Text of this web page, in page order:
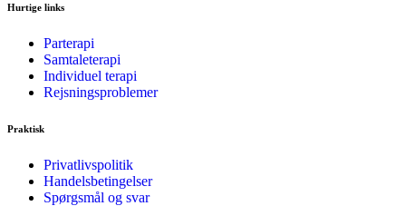
Hurtige links
Parterapi
Samtaleterapi
Individuel terapi
Rejsningsproblemer
Praktisk
Privatlivspolitik
Handelsbetingelser
Spørgsmål og svar